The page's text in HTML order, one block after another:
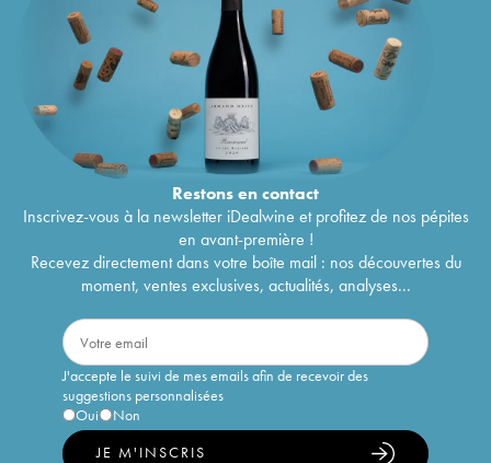
Restons encontact
Inscrivez-vous à la newsletter iDealwine et profitez de nos pépites
en avant-première !
Recevez directement dans votre boîte mail : nos découvertes du
moment, ventes exclusives, actualités, analyses...
J'accepte le suivi de mes emails afin de recevoir des
suggestions personnalisées
Oui
Non
JE M'INSCRIS